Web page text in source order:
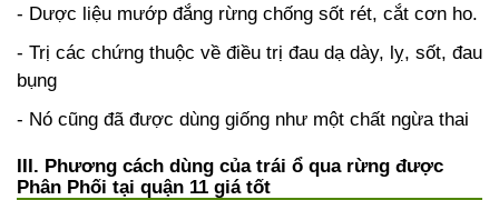
- Dược liệu mướp đắng rừng chống sốt rét, cắt cơn ho.
- Trị các chứng thuộc về điều trị đau dạ dày, lỵ, sốt, đau
bụng
- Nó cũng đã được dùng giống như một chất ngừa thai
III. Phương cách dùng của trái ổ qua rừng được
Phân Phối tại quận 11 giá tốt